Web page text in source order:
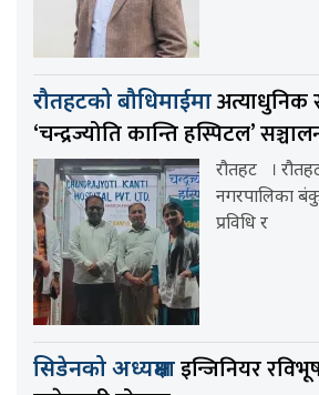
रौतहटको बौधिमाईमाअत्याधुनिक
‘चन्द्रज्योति कान्ति हस्पिटल’
रौतहट ।
नगरपालिका
प्रविधि र
सिडेनको अध्यक्षमाइन्जिनियर